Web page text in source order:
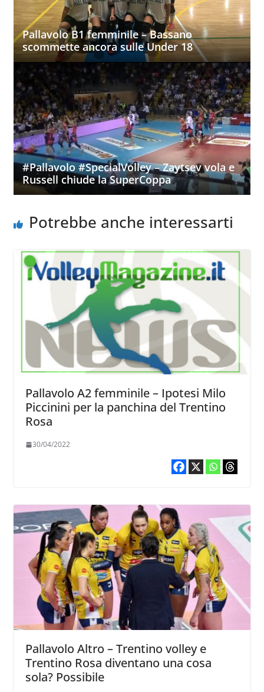
Pallavolo B1 femminile – Bassano
scommette ancora sulle Under 18
#Pallavolo #SpecialVolley – Zaytsev vola e
Russell chiude la SuperCoppa
Potrebbe anche interessarti
Pallavolo A2 femminile – Ipotesi Milo
Piccinini per la panchina del Trentino
Rosa
30/04/2022
Pallavolo Altro – Trentino volley e
Trentino Rosa diventano una cosa
sola? Possibile